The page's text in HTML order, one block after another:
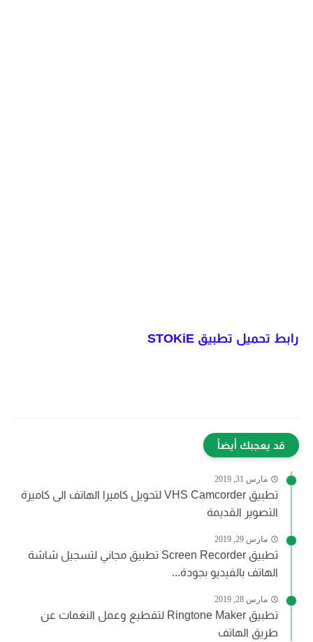
رابط تحميل تطبيق STOKiE
قد يعجبك أيضاً
مارس 31, 2019
تطبيق VHS Camcorder لتحويل كاميرا الهاتف الى كاميرة
التصوير القديمة
مارس 29, 2019
تطبيق Screen Recorder تطبيق مجاني لتسجيل شاشة
الهاتف بالفيديو بجودة...
مارس 28, 2019
تطبيق Ringtone Maker لتقطيع وعمل النغمات عن
طريق الهاتف